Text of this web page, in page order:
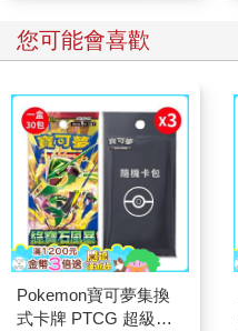
您可能會喜歡
Pokemon寶可夢集換
式卡牌 PTCG 超級進